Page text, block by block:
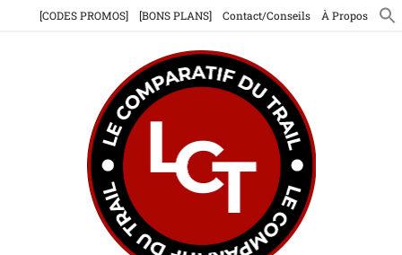
[CODES PROMOS] [BONS PLANS] Contact/Conseils À Propos